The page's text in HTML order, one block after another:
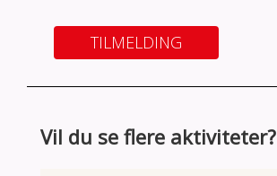
TILMELDING
Vil du se flere aktiviteter?